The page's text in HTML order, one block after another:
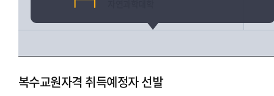
복수교원자격 취득예정자 선발